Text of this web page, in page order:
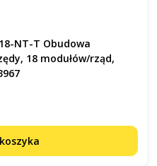
18-NT-T Obudowa
18 modułów/rząd,